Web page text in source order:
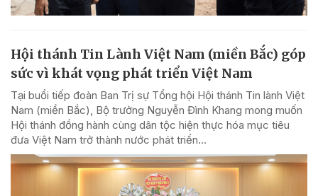
Hội thánh Tin Lành Việt Nam (miền Bắc) góp
sức vì khát vọng phát triển Việt Nam
Tại buổi tiếp đoàn Ban Trị sự Tổng hội Hội thánh Tin lành Việt
Nam (miền Bắc), Bộ trưởng Nguyễn Đình Khang mong muốn
Hội thánh đồng hành cùng dân tộc hiện thực hóa mục tiêu
đưa Việt Nam trở thành nước phát triển...